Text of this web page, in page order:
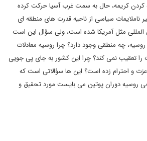
کریمه، حال به سمت غرب آسیا حرکت کرده
ناملایمات سیاسی از ناحیه قدرت های منطقه ای
المللی مثل آمریکا شده است، ولی سؤال این است
چه منطقی وجود دارد؟ چرا روسیه معادلات
را تعقیب نمی کند؟ چرا این کشور به جای پی جویی
و احترام زده است؟ این ها سؤالاتی است که
روسیه دوران پوتین می بایست مورد تحقیق و